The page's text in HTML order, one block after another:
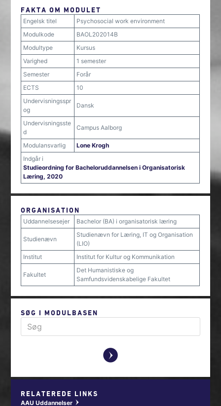
FAKTA OM MODULET
Engelsk titel
Psychosocial work environment
Modulkode
BAOL202014B
Modultype
Kursus
Varighed
1 semester
Semester
Forår
ECTS
10
Undervisningsspr
og
Dansk
Undervisningsste
d
Campus Aalborg
Modulansvarlig
Lone Krogh
Indgår i
Studieordning for Bacheloruddannelsen i Organisatorisk
Læring, 2020
ORGANISATION
Uddannelsesejer Bachelor (BA) i organisatorisk læring
Studienævn
Studienævn for Læring, IT og Organisation
(LIO)
Institut
Institut for Kultur og Kommunikation
Fakultet
Det Humanistiske og
Samfundsvidenskabelige Fakultet
SØG I MODULBASEN
y
RELATEREDE LINKS
AAU Uddannelser w